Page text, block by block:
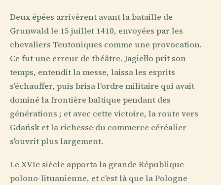
Deux épées arrivèrent avant la bataille de
Grunwald le 15 juillet 1410, envoyées par les
chevaliers Teutoniques comme une provocation.
Ce fut une erreur de théâtre. Jagiełło prit son
temps, entendit la messe, laissa les esprits
s'échauffer, puis brisa l'ordre militaire qui avait
dominé la frontière baltique pendant des
générations ; et avec cette victoire, la route vers
Gdańsk et la richesse du commerce céréalier
s'ouvrit plus largement.
Le XVIe siècle apporta la grande République
polono-lituanienne, et c'est là que la Pologne